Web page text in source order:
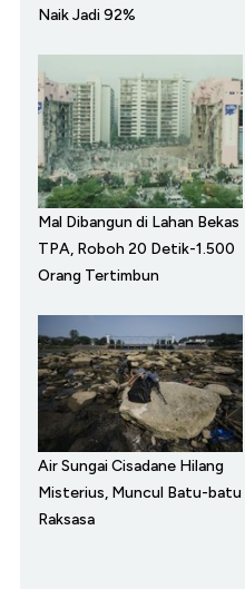
Naik Jadi 92%
Mal Dibangun di Lahan Bekas
TPA, Roboh 20 Detik-1.500
Orang Tertimbun
Air Sungai Cisadane Hilang
Misterius, Muncul Batu-batu
Raksasa